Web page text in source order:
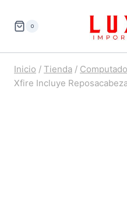
0
Inicio / Tienda /
Xfire Incluye